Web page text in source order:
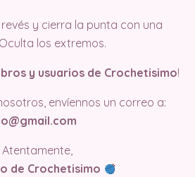
y cierra la punta con una
los extremos.
y usuarios de Crochetisimo!
envíennos un correo a:
Atentamente,
de Crochetisimo